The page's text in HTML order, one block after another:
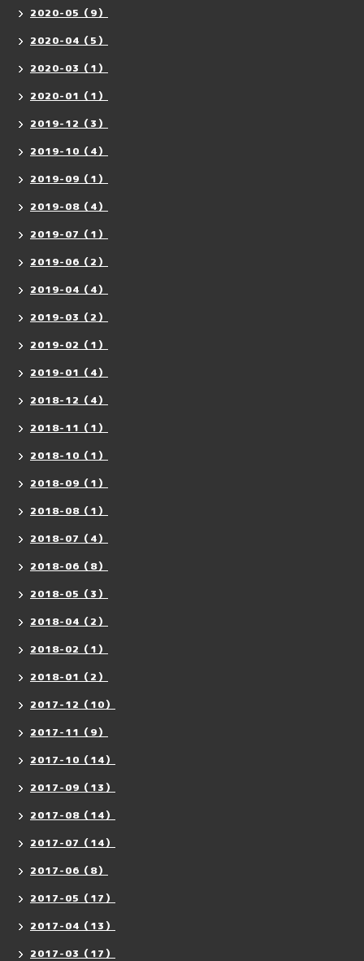
2020-05（9）
2020-04（5）
2020-03（1）
2020-01（1）
2019-12（3）
2019-10（4）
2019-09（1）
2019-08（4）
2019-07（1）
2019-06（2）
2019-04（4）
2019-03（2）
2019-02（1）
2019-01（4）
2018-12（4）
2018-11（1）
2018-10（1）
2018-09（1）
2018-08（1）
2018-07（4）
2018-06（8）
2018-05（3）
2018-04（2）
2018-02（1）
2018-01（2）
2017-12（10）
2017-11（9）
2017-10（14）
2017-09（13）
2017-08（14）
2017-07（14）
2017-06（8）
2017-05（17）
2017-04（13）
2017-03（17）